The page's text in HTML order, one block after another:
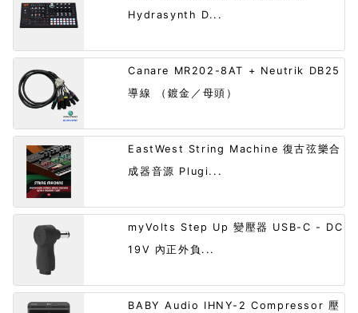
Hydrasynth D...
Canare MR202-8AT + Neutrik DB25
導線 （鍍金／母頭）
EastWest String Machine 復古弦樂合
成器音源 Plugi...
myVolts Step Up 變壓器 USB-C - DC
19V 內正外負...
BABY Audio IHNY-2 Compressor 壓